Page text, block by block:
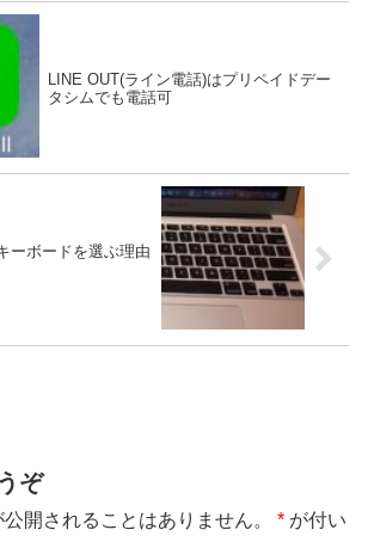
LINE OUT(ライン電話)はプリペイドデー
タシムでも電話可
ーボードを選ぶ理由
ぞ
開されることはありません。 * が付い